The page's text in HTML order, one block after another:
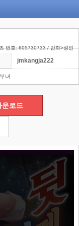
번호: 605730733 / 만화>성인
jmkangja222
녀
운로드